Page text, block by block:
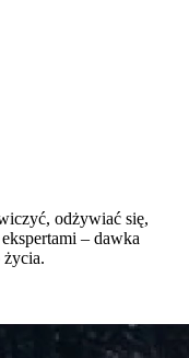
odżywiać się,
– dawka